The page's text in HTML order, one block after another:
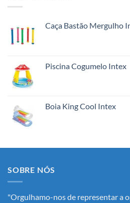
Caça Bastão Mergulho
Piscina Cogumelo Intex
Boia King Cool Intex
SOBRE NÓS
"Orgulhamo-nos de representar a